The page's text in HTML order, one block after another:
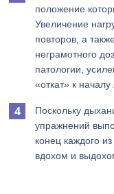
положение
Увеличение
повторов, а
неграмотного
патологии,
«откат» к началу
Поскольку
упражнений
конец каждого
вдохом и